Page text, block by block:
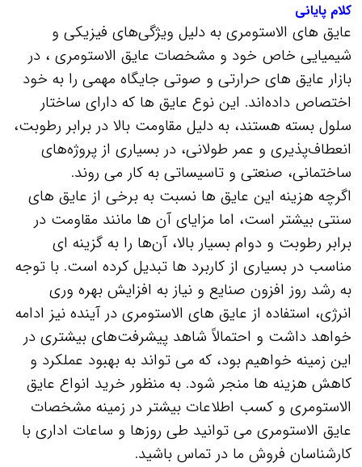
کلام پایانی
عایق‌ های الاستومری به دلیل ویژگی‌های فیزیکی و
شیمیایی خاص خود و مشخصات عایق الاستومری ، در
بازار عایق‌ های حرارتی و صوتی جایگاه مهمی را به خود
اختصاص داده‌اند. این نوع عایق‌ ها که دارای ساختار
سلول بسته هستند، به دلیل مقاومت بالا در برابر رطوبت،
انعطاف‌پذیری و عمر طولانی، در بسیاری از پروژه‌های
ساختمانی، صنعتی و تاسیساتی به کار می‌ روند.
اگرچه هزینه این عایق‌ ها نسبت به برخی از عایق‌ های
سنتی بیشتر است، اما مزایای آن‌ ها مانند مقاومت در
برابر رطوبت و دوام بسیار بالا، آن‌ها را به گزینه‌ ای
مناسب در بسیاری از کاربرد ها تبدیل کرده است. با توجه
به رشد روز افزون صنایع و نیاز به افزایش بهره‌ وری
انرژی، استفاده از عایق‌ های الاستومری در آینده نیز ادامه
خواهد داشت و احتمالاً شاهد پیشرفت‌های بیشتری در
این زمینه خواهیم بود، که می‌ تواند به بهبود عملکرد و
کاهش هزینه‌ ها منجر شود. به منظور خرید انواع عایق
الاستومری و کسب اطلاعات بیشتر در زمینه مشخصات
عایق الاستومری می توانید طی روزها و ساعات اداری با
کارشناسان فروش ما در تماس باشید.